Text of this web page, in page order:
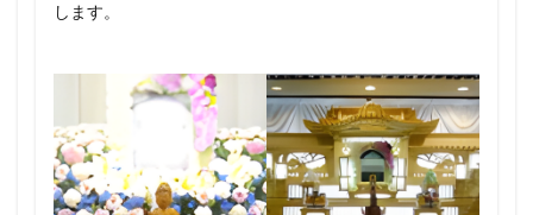
します。